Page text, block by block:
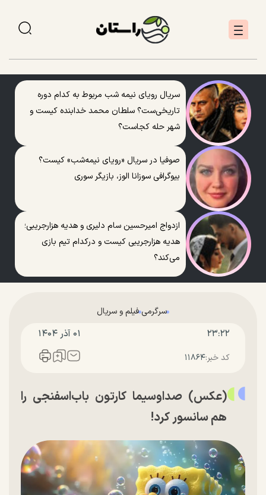
سریال رویای نیمه شب مربوط به کدام دوره
تاریخی‌ست؟ سلطان محمد خدابنده کیست و
شهر حله کجاست؟
صوفیا در سریال «رویای نیمه‌شب» کیست؟
بیوگرافی سوزانا الوز، بازیگر سوری
ازدواج امیرحسین سام دلیری و هدیه هزارجریبی؛
هدیه هزارجریبی کیست و درکدام تیم بازی
می‌کند؟
سرگرمی فیلم و سریال
۲۳:۲۲ ۰۱ آذر ۱۴۰۴
کد خبر:۱۱۸۶۴
(عکس) صداوسیما کارتون باب‌اسفنجی را
هم سانسور کرد!